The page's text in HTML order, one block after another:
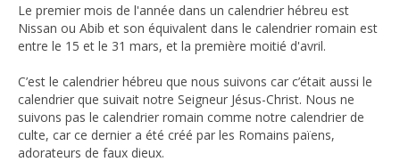
Le premier mois de l'année dans un calendrier hébreu est
Nissan ou Abib et son équivalent dans le calendrier romain est
entre le 15 et le 31 mars, et la première moitié d'avril.
C’est le calendrier hébreu que nous suivons car c’était aussi le
calendrier que suivait notre Seigneur Jésus-Christ. Nous ne
suivons pas le calendrier romain comme notre calendrier de
culte, car ce dernier a été créé par les Romains païens,
adorateurs de faux dieux.